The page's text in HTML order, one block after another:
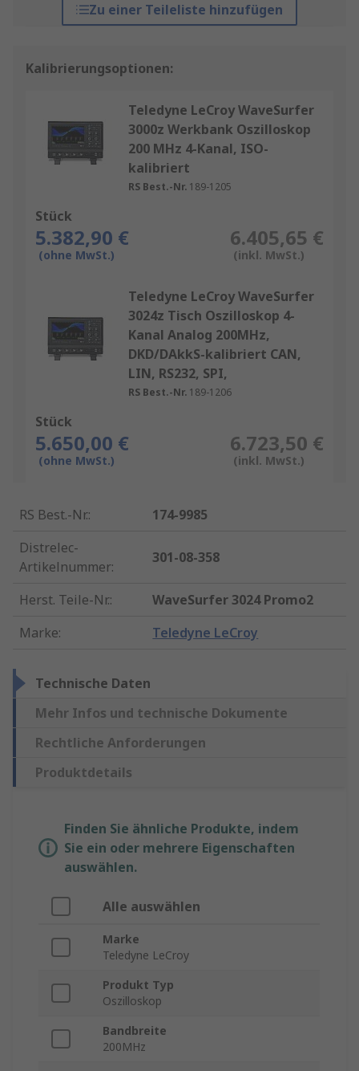
Zu einer Teileliste hinzufügen
Kalibrierungsoptionen:
Teledyne LeCroy WaveSurfer
3000z Werkbank Oszilloskop
200 MHz 4-Kanal, ISO-
kalibriert
RS Best.-Nr. 189-1205
Stück
5.382,90 €
(ohne MwSt.)
6.405,65 €
(inkl. MwSt.)
Teledyne LeCroy WaveSurfer
3024z Tisch Oszilloskop 4-
Kanal Analog 200MHz,
DKD/DAkkS-kalibriert CAN,
LIN, RS232, SPI,
RS Best.-Nr. 189-1206
Stück
5.650,00 €
(ohne MwSt.)
6.723,50 €
(inkl. MwSt.)
RS Best.-Nr.:
174-9985
Distrelec-
Artikelnummer:
301-08-358
Herst. Teile-Nr.:
WaveSurfer 3024 Promo2
Marke: Teledyne LeCroy
Technische Daten
Mehr Infos und technische Dokumente
Rechtliche Anforderungen
Produktdetails
Finden Sie ähnliche Produkte, indem
Sie ein oder mehrere Eigenschaften
auswählen.
Alle auswählen
Marke
Teledyne LeCroy
Produkt Typ
Oszilloskop
Bandbreite
200MHz